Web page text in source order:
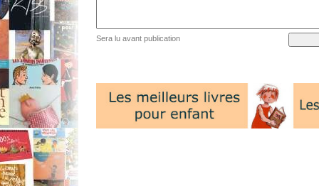
Sera lu avant publication